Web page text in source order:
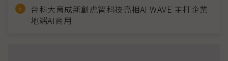
台科大育成新創虎智科技亮相AI WAVE 主打企業
地端AI商用